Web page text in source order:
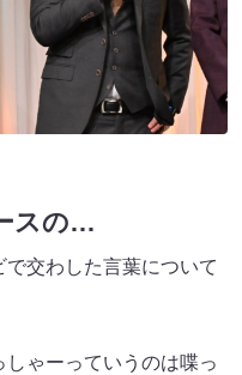
スの…
交わした言葉について
ゃーっていうのは喋っ